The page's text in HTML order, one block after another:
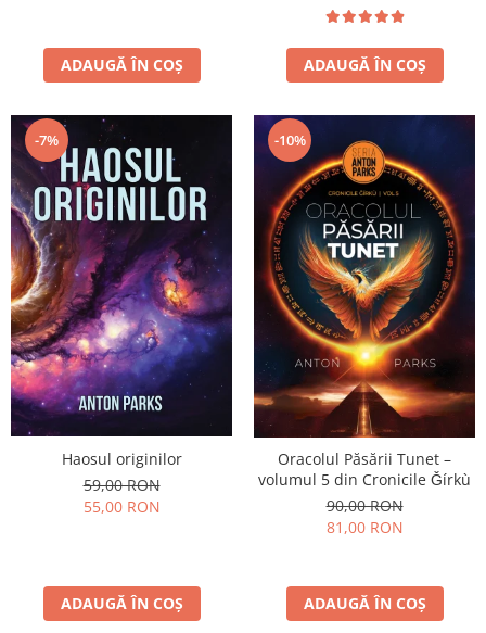
ADAUGĂ ÎN COȘ ADAUGĂ ÎN COȘ
-7%
Haosul originilor
59,00 RON
55,00 RON
ADAUGĂ ÎN COȘ
-10%
Oracolul Păsării Tunet –
volumul 5 din Cronicile Ǧírkù
90,00 RON
81,00 RON
ADAUGĂ ÎN COȘ